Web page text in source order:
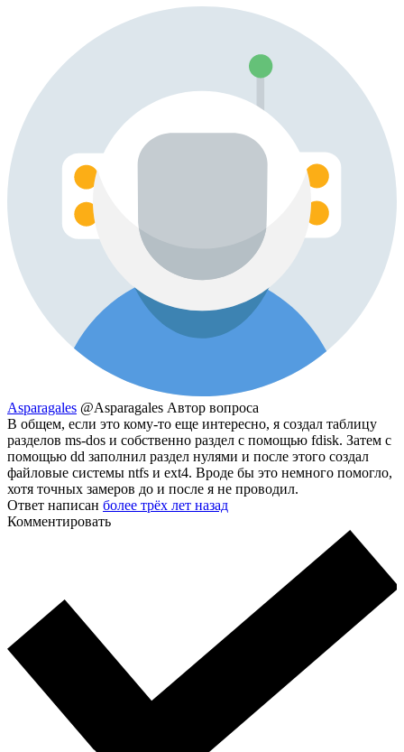
Asparagales @Asparagales Автор вопроса
В общем, если это кому-то еще интересно, я создал таблицу
разделов ms-dos и собственно раздел с помощью fdisk. Затем с
помощью dd заполнил раздел нулями и после этого создал
файловые системы ntfs и ext4. Вроде бы это немного помогло,
хотя точных замеров до и после я не проводил.
Ответ написан более трёх лет назад
Комментировать